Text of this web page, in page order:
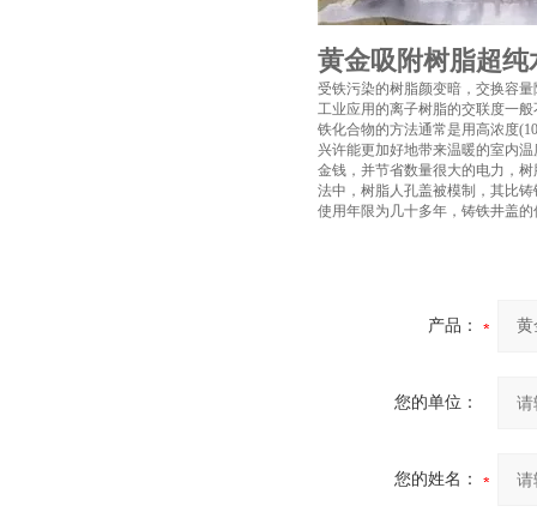
黄金吸附树脂超纯
受铁污染的树脂颜变暗，交换容
工业应用的离子树脂的交联度一
铁化合物的方法通常是用高浓度
兴许能更加好地带来温暖的室内
金钱，并节省数量很大的电力，
法中，树脂人孔盖被模制，其比
使用年限为几十多年，铸铁井盖
产品：
您的单位：
您的姓名：